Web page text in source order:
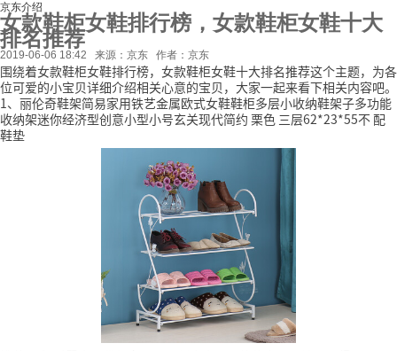
京东介绍
女款鞋柜女鞋排行榜，女款鞋柜女鞋十大
排名推荐
2019-06-06 18:42 来源：京东 作者：京东
围绕着女款鞋柜女鞋排行榜，女款鞋柜女鞋十大排名推荐这个主题，为各
位可爱的小宝贝详细介绍相关心意的宝贝，大家一起来看下相关内容吧。
1、丽伦奇鞋架简易家用铁艺金属欧式女鞋鞋柜多层小收纳鞋架子多功能
收纳架迷你经济型创意小型小号玄关现代简约 栗色 三层62*23*55不 配
鞋垫